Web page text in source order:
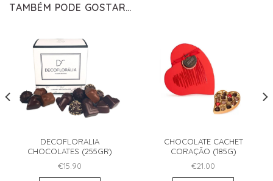
TAMBÉM PODE GOSTAR…
DECOFLORALIA
CHOCOLATES (255GR)
€15.90
CHOCOLATE CACHET
CORAÇÃO (185G)
€21.00